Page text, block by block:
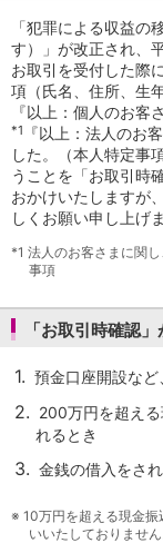
積立式定期預金
外貨預金 TOP
外貨普通預金
外貨定期預金
外貨普通預金積立
資産運用
投資信託 TOP
証券口座開設
NISA
金銭信託のしくみ
取扱商品一覧
iDeCo（個人型確定
国民年金基金
ロボアドバイザーク
funds
まいクラウドファン
ローン
「犯罪による収益の
す）」が改正され、
お取引を受付した際
項（氏名、住所、生
『以上：個人のお
*1
『以上：法人のお
した。（本人特定事
うことを「お取引時
おかけいたしますが
しくお願い申し上げま
*1 法人のお客さまに関
事項
「お取引時確認
1. 預金口座開設な
2. 200万円を超え
れるとき
3. 金銭の借入をさ
※ 10万円を超える現金
いいたしておりません